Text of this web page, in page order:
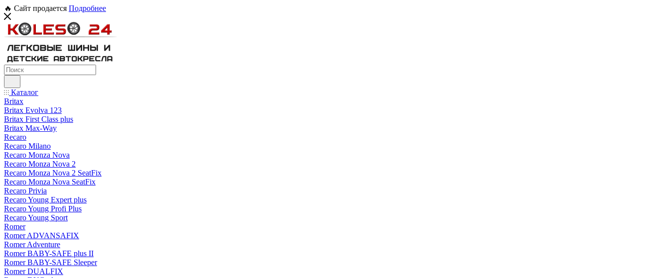
🔥 Сайт продается Подробнее
Каталог
Britax
Britax Evolva 123
Britax First Class plus
Britax Max-Way
Recaro
Recaro Milano
Recaro Monza Nova
Recaro Monza Nova 2
Recaro Monza Nova 2 SeatFix
Recaro Monza Nova SeatFix
Recaro Privia
Recaro Young Expert plus
Recaro Young Profi Plus
Recaro Young Sport
Romer
Romer ADVANSAFIX
Romer Adventure
Romer BABY-SAFE plus II
Romer BABY-SAFE Sleeper
Romer DUALFIX